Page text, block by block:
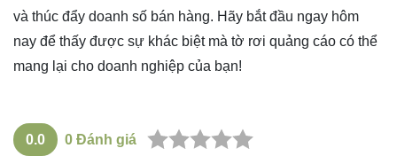
và thúc đẩy doanh số bán hàng. Hãy bắt đầu ngay hôm
nay để thấy được sự khác biệt mà tờ rơi quảng cáo có thể
mang lại cho doanh nghiệp của bạn!
0.0 0 Đánh giá